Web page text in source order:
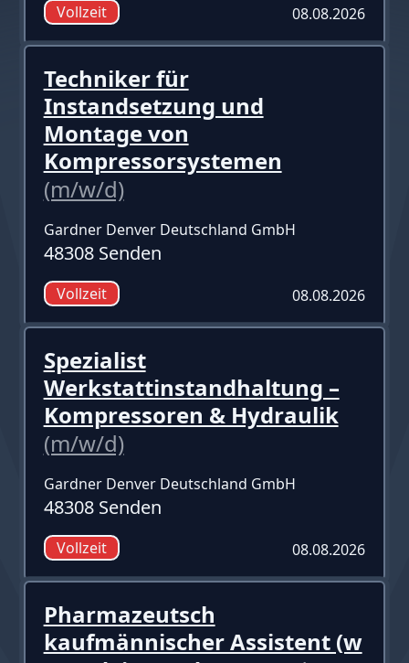
Vollzeit 08.08.2026
Techniker für
Instandsetzung und
Montage von
Kompressorsystemen
(m/w/d)
Gardner Denver Deutschland GmbH
48308 Senden
Vollzeit 08.08.2026
Spezialist
Werkstattinstandhaltung –
Kompressoren & Hydraulik
(m/w/d)
Gardner Denver Deutschland GmbH
48308 Senden
Vollzeit 08.08.2026
Pharmazeutsch
kaufmännischer Assistent (w